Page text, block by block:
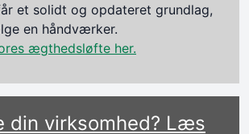
et solidt og opdateret grundlag,
en håndværker.
ægthedsløfte her.
din virksomhed? Læs